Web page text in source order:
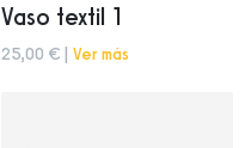
Vaso textil 1
25,00 € | Ver más